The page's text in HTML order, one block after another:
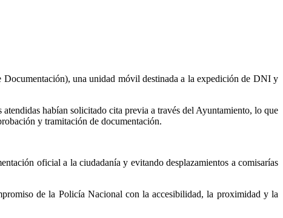
una unidad móvil destinada a la expedición de DNI y
habían solicitado cita previa a través del Ayuntamiento, lo que
y tramitación de documentación.
oficial a la ciudadanía y evitando desplazamientos a comisarías
de la Policía Nacional con la accesibilidad, la proximidad y la